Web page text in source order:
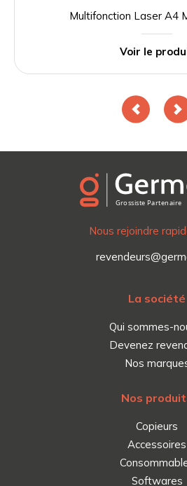
Multifonction Laser A4
Voir le
Nous rejoindre
La société
Qui sommes-
Devenez
Nos
Nos
Copieurs
Accessoires
Softwares